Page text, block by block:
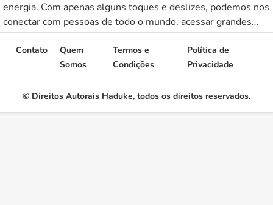
energia. Com apenas alguns toques e deslizes, podemos nos
conectar com pessoas de todo o mundo, acessar grandes
quantidades de informações e até mesmo gerenciar nossas
finanças. Mas e aqueles que procuram invadir a privacidade
de alguém? O aumento […]
© Direitos Autorais Haduke, todos os direitos reservados.
Contato
Quem
Somos
Termos e
Condições
Política de
Privacidade